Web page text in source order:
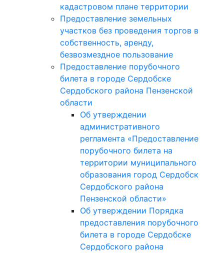
кадастровом плане территории
Предоставление земельных
участков без проведения торгов в
собственность, аренду,
безвозмездное пользование
Предоставление порубочного
билета в городе Сердобске
Сердобского района Пензенской
области
Об утверждении
административного
регламента «Предоставление
порубочного билета на
территории муниципального
образования город Сердобск
Сердобского района
Пензенской области»
Об утверждении Порядка
предоставления порубочного
билета в городе Сердобске
Сердобского района